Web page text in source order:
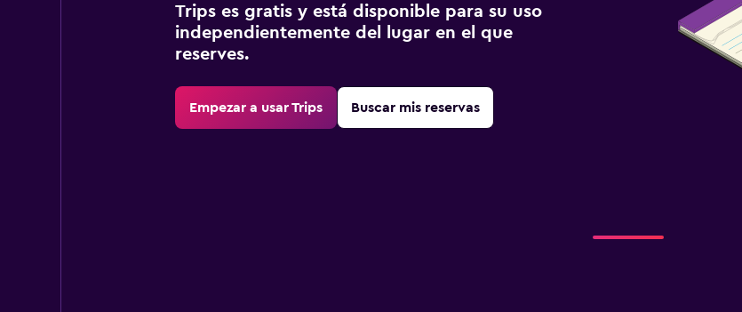
Trips es gratis y está disponible para su uso
independientemente del lugar en el que
reserves.
Empezar a usar Trips Buscar mis reservas